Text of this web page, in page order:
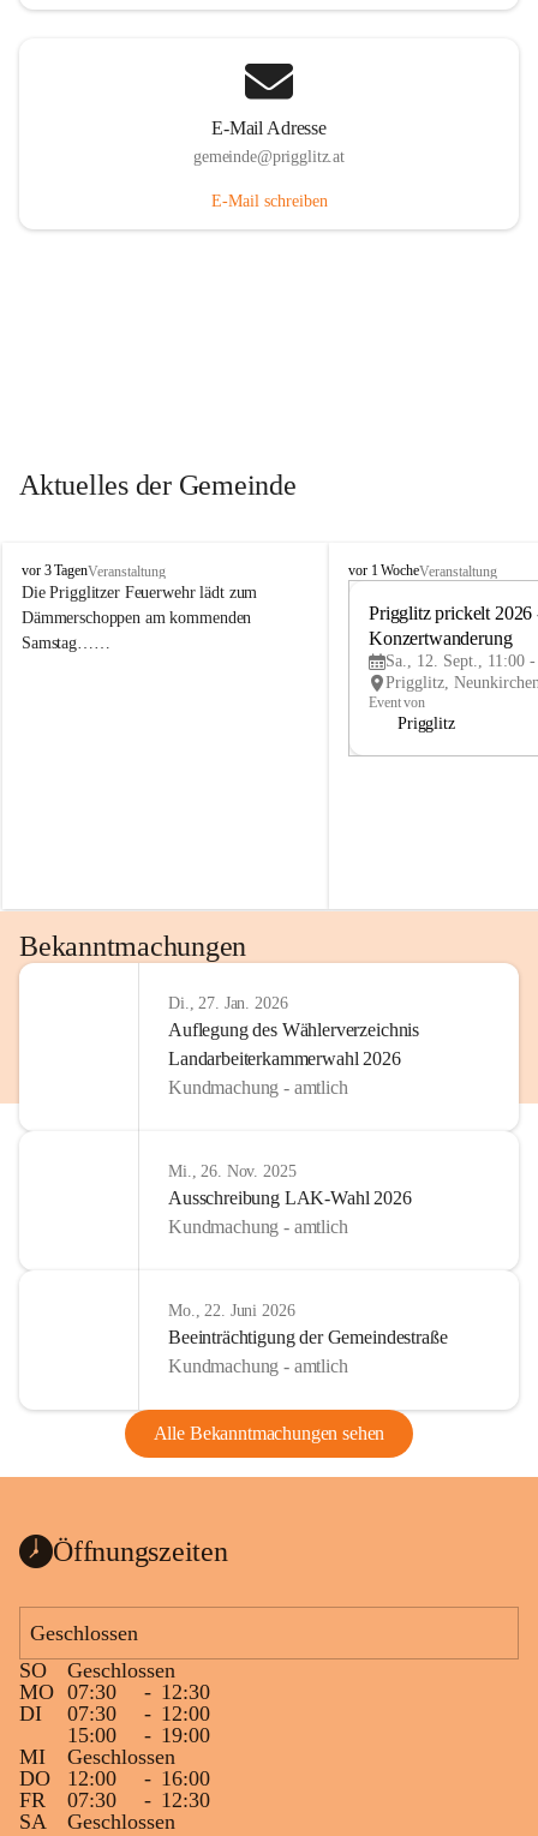
E-Mail Adresse
gemeinde@prigglitz.at
E-Mail schreiben
Aktuelles der Gemeinde
P
r
i
g
vor 3 TagenVeranstaltung
Die Prigglitzer Feuerwehr lädt zum
Dämmerschoppen am kommenden
Samstag……
P
vor 1 WocheVeranstaltung
Prigglitz prickelt 2026
Konzertwanderung
Sa., 12. Sept., 11:00
Event von
Prigglitz
Bekanntmachungen
Di., 27. Jan. 2026
Auflegung des Wählerverzeichnis
Landarbeiterkammerwahl 2026
Kundmachung - amtlich
Mi., 26. Nov. 2025
Ausschreibung LAK-Wahl 2026
Kundmachung - amtlich
Mo., 22. Juni 2026
Beeinträchtigung der Gemeindestraße
Kundmachung - amtlich
Alle Bekanntmachungen sehen
Öffnungszeiten
Geschlossen
SO
Geschlossen
MO 07:30 - 12:30
DI
07:30 - 12:00
15:00
- 19:00
MI
Geschlossen
DO
12:00 - 16:00
FR
07:30 - 12:30
SA
Geschlossen